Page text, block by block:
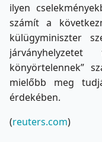
ilyen
számít a
külügyminiszter
könyörtelennek”
mielőbb meg
érdekében.
(reuters.com)